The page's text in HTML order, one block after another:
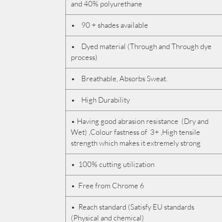
and 40% polyurethane
• 90 + shades available
• Dyed material (Through and Through dye
process)
• Breathable, Absorbs Sweat.
• High Durability
• Having good abrasion resistance (Dry and
Wet) ,Colour fastness of 3+ ,High tensile
strength which makes it extremely strong
• 100% cutting utilization
• Free from Chrome 6
• Reach standard (Satisfy EU standards
(Physical and chemical)